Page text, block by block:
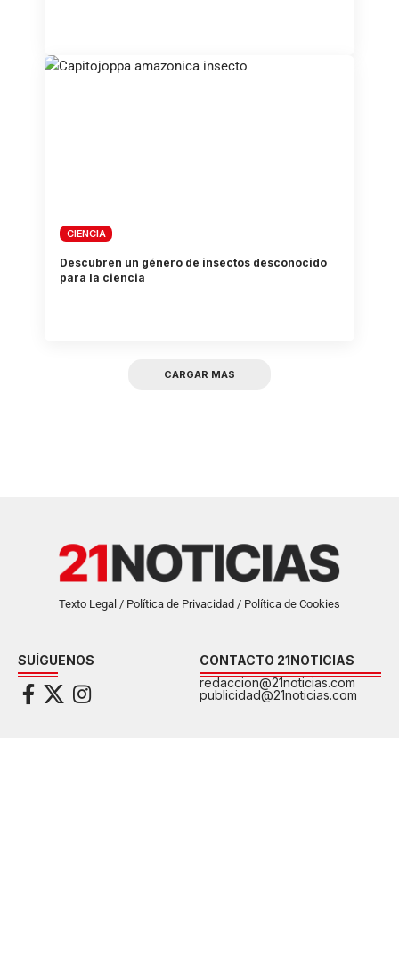
CIENCIA
Descubren un género de insectos desconocido
para la ciencia
CARGAR MAS
Texto Legal / Política de Privacidad / Política de Cookies
SUÍGUENOS
CONTACTO 21NOTICIAS
redaccion@21noticias.com
publicidad@21noticias.com